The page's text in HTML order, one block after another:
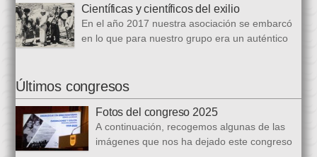
primera vez, hemos acordado difundirlo, además de en
formato papel, en formato PDF con la finalidad de reducir los
costes de correo que supone su difusión. En este PDF es
posible acceder a todos […]
Científicas y científicos del exilio
En el año 2017 nuestra asociación se embarcó
en lo que para nuestro grupo era un auténtico
ciencia del exilio. El objetivo era recuperar y difundir las figuras
y la obra de los científicos y científicas que tuvieron que […]
Últimos congresos
Fotos del congreso 2025
A continuación, recogemos algunas de las
imágenes que nos ha dejado este congreso